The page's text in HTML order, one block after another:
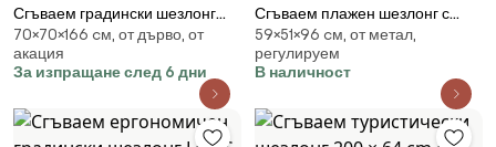
Сгъваем градински шезлонг
166 x 70 x 70 cm с облегалка за
глава
70×70×166 cм, от дърво, от
акация
За изпращане след 6 дни
Сгъваем плажен шезлонг с
чанта Оранжево
59×51×96 cм, от метал,
регулируем
В наличност